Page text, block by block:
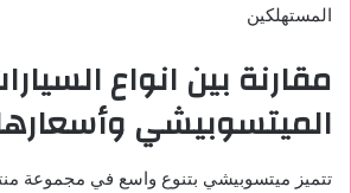
المستهلكين
مقارنة بين انواع
الميتسوبيشي
تتميز ميتسوبيشي بتنوع واسع في مجموعة